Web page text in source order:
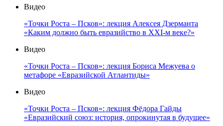
Видео
«Точки Роста – Псков»: лекция Алексея Дзерманта
«Каким должно быть евразийство в XXI-м веке?»
Видео
«Точки Роста – Псков»: лекция Бориса Межуева о
метафоре «Евразийской Атлантиды»
Видео
«Точки Роста – Псков»: лекция Фёдора Гайды
«Евразийский союз: история, опрокинутая в будущее»